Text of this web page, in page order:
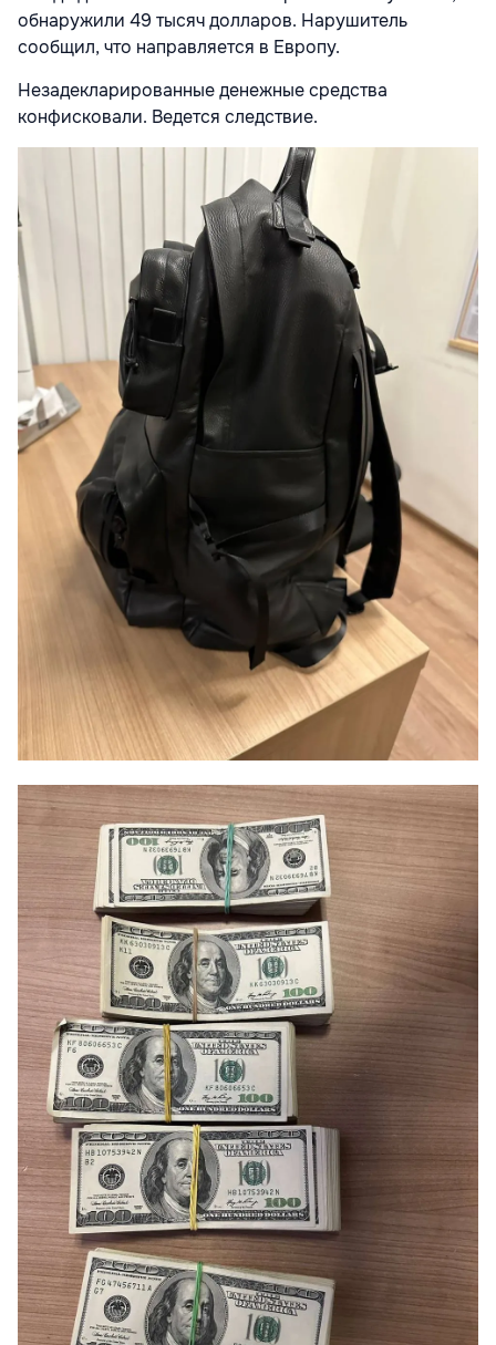
обнаружили 49 тысяч долларов. Нарушитель
сообщил, что направляется в Европу.
Незадекларированные денежные средства
конфисковали. Ведется следствие.